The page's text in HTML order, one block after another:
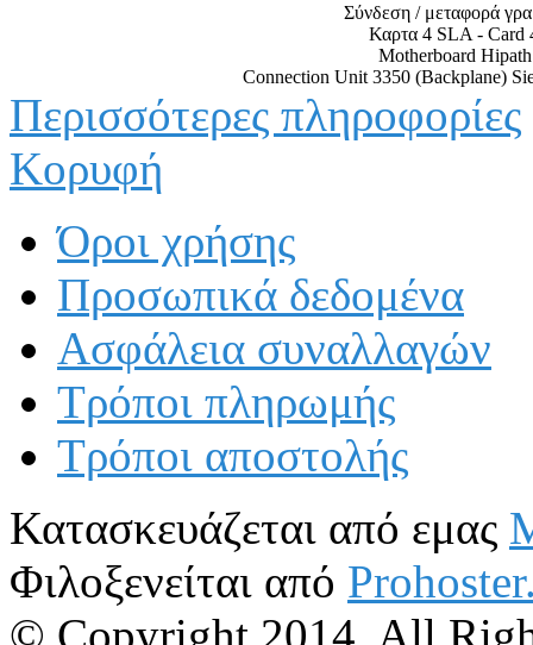
Σύνδεση / μεταφορά
Καρτα 4 SLA - Card
Motherboard
Connection Unit 3350 (Backplane)
Περισσότερες πληροφορίες
Κορυφή
Όροι χρήσης
Προσωπικά δεδομένα
Ασφάλεια συναλλαγών
Τρόποι πληρωμής
Τρόποι αποστολής
Κατασκευάζεται από εμας
Φιλοξενείται από
© Copyright 2014, All